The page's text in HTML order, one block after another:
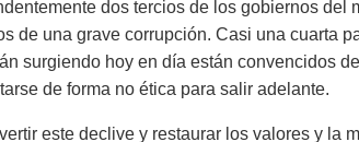
dos tercios de los gobiernos del
de una grave corrupción. Casi una cuarta
surgiendo hoy en día están convencidos
de forma no ética para salir adelante.
este declive y restaurar los valores y la